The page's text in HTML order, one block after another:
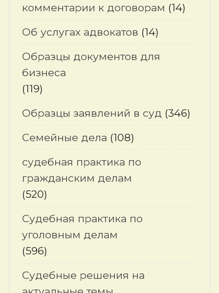
комментарии к договорам (14)
Об услугах адвокатов (14)
Образцы документов для
бизнеса
(119)
Образцы заявлений в суд (346)
Семейные дела (108)
судебная практика по
гражданским делам
(520)
Судебная практика по
уголовным делам
(596)
Судебные решения на